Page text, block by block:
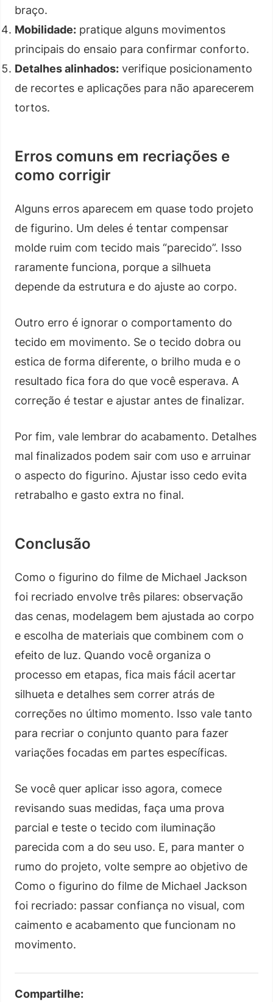
braço.
Mobilidade: pratique alguns movimentos
principais do ensaio para confirmar conforto.
Detalhes alinhados: verifique posicionamento
de recortes e aplicações para não aparecerem
tortos.
Erros comuns em recriações e
como corrigir
Alguns erros aparecem em quase todo projeto
de figurino. Um deles é tentar compensar
molde ruim com tecido mais “parecido”. Isso
raramente funciona, porque a silhueta
depende da estrutura e do ajuste ao corpo.
Outro erro é ignorar o comportamento do
tecido em movimento. Se o tecido dobra ou
estica de forma diferente, o brilho muda e o
resultado fica fora do que você esperava. A
correção é testar e ajustar antes de finalizar.
Por fim, vale lembrar do acabamento. Detalhes
mal finalizados podem sair com uso e arruinar
o aspecto do figurino. Ajustar isso cedo evita
retrabalho e gasto extra no final.
Conclusão
Como o figurino do filme de Michael Jackson
foi recriado envolve três pilares: observação
das cenas, modelagem bem ajustada ao corpo
e escolha de materiais que combinem com o
efeito de luz. Quando você organiza o
processo em etapas, fica mais fácil acertar
silhueta e detalhes sem correr atrás de
correções no último momento. Isso vale tanto
para recriar o conjunto quanto para fazer
variações focadas em partes específicas.
Se você quer aplicar isso agora, comece
revisando suas medidas, faça uma prova
parcial e teste o tecido com iluminação
parecida com a do seu uso. E, para manter o
rumo do projeto, volte sempre ao objetivo de
Como o figurino do filme de Michael Jackson
foi recriado: passar confiança no visual, com
caimento e acabamento que funcionam no
movimento.
Compartilhe: